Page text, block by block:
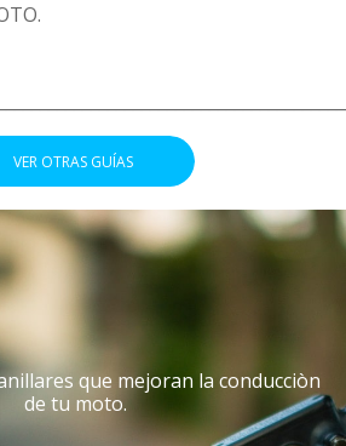
OTRAS GUÍAS
que mejoran la conducciòn
de tu moto.